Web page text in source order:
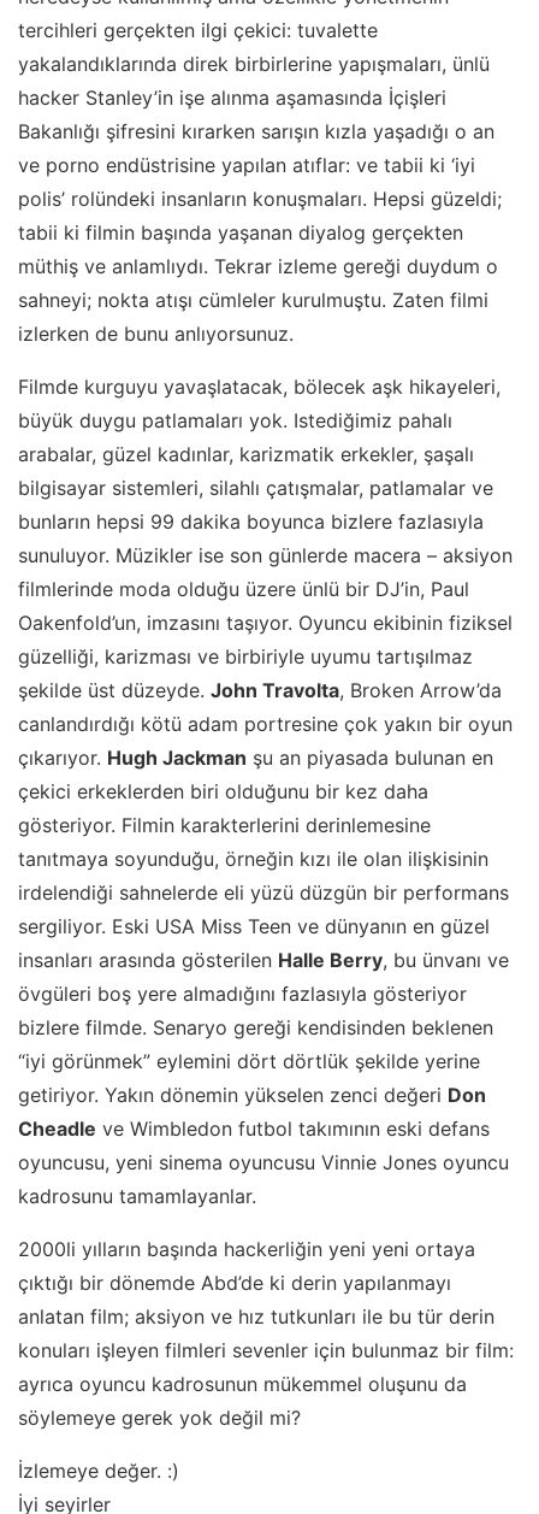
tercihleri gerçekten ilgi çekici: tuvalette
yakalandıklarında direk birbirlerine yapışmaları, ünlü
hacker Stanley’in işe alınma aşamasında İçişleri
Bakanlığı şifresini kırarken sarışın kızla yaşadığı o an
ve porno endüstrisine yapılan atıflar: ve tabii ki ‘iyi
polis’ rolündeki insanların konuşmaları. Hepsi güzeldi;
tabii ki filmin başında yaşanan diyalog gerçekten
müthiş ve anlamlıydı. Tekrar izleme gereği duydum o
sahneyi; nokta atışı cümleler kurulmuştu. Zaten filmi
izlerken de bunu anlıyorsunuz.
Filmde kurguyu yavaşlatacak, bölecek aşk hikayeleri,
büyük duygu patlamaları yok. Istediğimiz pahalı
arabalar, güzel kadınlar, karizmatik erkekler, şaşalı
bilgisayar sistemleri, silahlı çatışmalar, patlamalar ve
bunların hepsi 99 dakika boyunca bizlere fazlasıyla
sunuluyor. Müzikler ise son günlerde macera – aksiyon
filmlerinde moda olduğu üzere ünlü bir DJ’in, Paul
Oakenfold’un, imzasını taşıyor. Oyuncu ekibinin fiziksel
güzelliği, karizması ve birbiriyle uyumu tartışılmaz
şekilde üst düzeyde. John Travolta, Broken Arrow’da
canlandırdığı kötü adam portresine çok yakın bir oyun
çıkarıyor. Hugh Jackman şu an piyasada bulunan en
çekici erkeklerden biri olduğunu bir kez daha
gösteriyor. Filmin karakterlerini derinlemesine
tanıtmaya soyunduğu, örneğin kızı ile olan ilişkisinin
irdelendiği sahnelerde eli yüzü düzgün bir performans
sergiliyor. Eski USA Miss Teen ve dünyanın en güzel
insanları arasında gösterilen Halle Berry, bu ünvanı ve
övgüleri boş yere almadığını fazlasıyla gösteriyor
bizlere filmde. Senaryo gereği kendisinden beklenen
“iyi görünmek” eylemini dört dörtlük şekilde yerine
getiriyor. Yakın dönemin yükselen zenci değeri Don
Cheadle ve Wimbledon futbol takımının eski defans
oyuncusu, yeni sinema oyuncusu Vinnie Jones oyuncu
kadrosunu tamamlayanlar.
2000li yılların başında hackerliğin yeni yeni ortaya
çıktığı bir dönemde Abd’de ki derin yapılanmayı
anlatan film; aksiyon ve hız tutkunları ile bu tür derin
konuları işleyen filmleri sevenler için bulunmaz bir film:
ayrıca oyuncu kadrosunun mükemmel oluşunu da
söylemeye gerek yok değil mi?
İzlemeye değer. :)
İyi seyirler